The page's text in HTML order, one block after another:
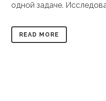
одной задаче.
READ MORE